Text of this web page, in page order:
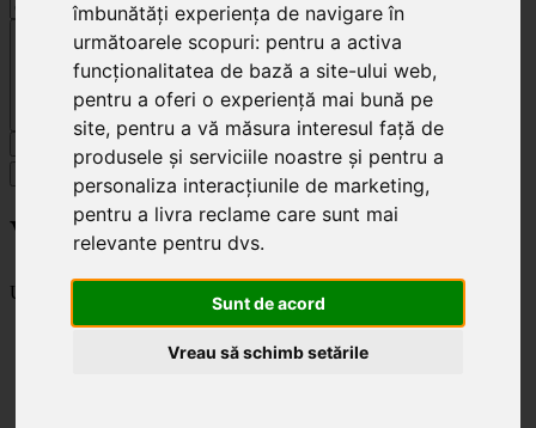
îmbunătăți experiența de navigare în
următoarele scopuri: pentru a activa
funcționalitatea de bază a site-ului web,
pentru a oferi o experiență mai bună pe
site, pentru a vă măsura interesul față de
produsele și serviciile noastre și pentru a
personaliza interacțiunile de marketing,
pentru a livra reclame care sunt mai
relevante pentru dvs.
Sunt de acord
Vreau să schimb setările
Specialități
Vet Boutique
Ultima actualizare: 05.06.2025
Descriere